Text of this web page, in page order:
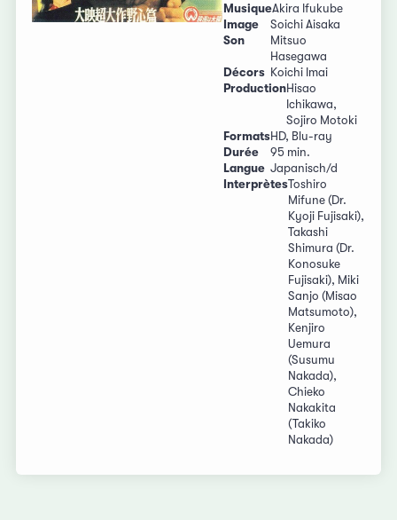
MusiqueAkira Ifukube
Image
Soichi Aisaka
Son
Mitsuo
Hasegawa
Décors Koichi Imai
ProductionHisao
Ichikawa,
Sojiro Motoki
FormatsHD, Blu-ray
Durée
95 min.
Langue Japanisch/d
InterprètesToshiro
Mifune (Dr.
Kyoji Fujisaki),
Takashi
Shimura (Dr.
Konosuke
Fujisaki), Miki
Sanjo (Misao
Matsumoto),
Kenjiro
Uemura
(Susumu
Nakada),
Chieko
Nakakita
(Takiko
Nakada)